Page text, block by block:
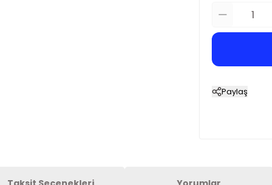
Paylaş